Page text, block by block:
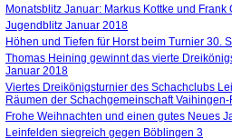
Monatsblitz Januar: Markus Kottke und
Jugendblitz Januar 2018
Höhen und Tiefen für Horst beim Turnier 30.
Thomas Heining gewinnt das vierte
Januar 2018
Viertes Dreikönigsturnier des Schachclubs
Räumen der Schachgemeinschaft
Frohe Weihnachten und einen gutes Neues
Leinfelden siegreich gegen Böblingen 3